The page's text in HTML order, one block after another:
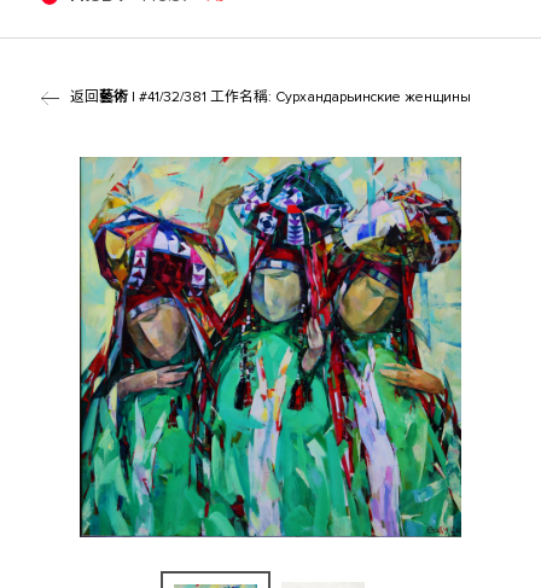
返回藝術| #41/32/381 工作名稱: Сурхандарьинские женщины